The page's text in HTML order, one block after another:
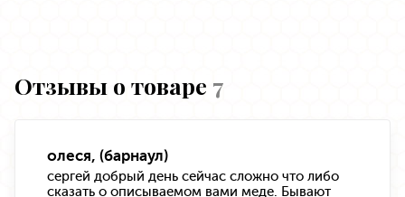
Отзывы о товаре 7
олеся, (барнаул)
сергей добрый день сейчас сложно что либо
сказать о описываемом вами меде. Бывают